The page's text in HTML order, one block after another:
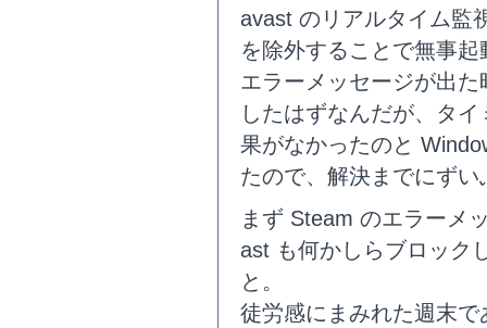
avast のリアルタイム監
を除外することで無事起
エラーメッセージが出
したはずなんだが、タ
果がなかったのと
たので、解決までにず
まず Steam のエラーメ
ast も何かしらブロック
と。
徒労感にまみれた週末で